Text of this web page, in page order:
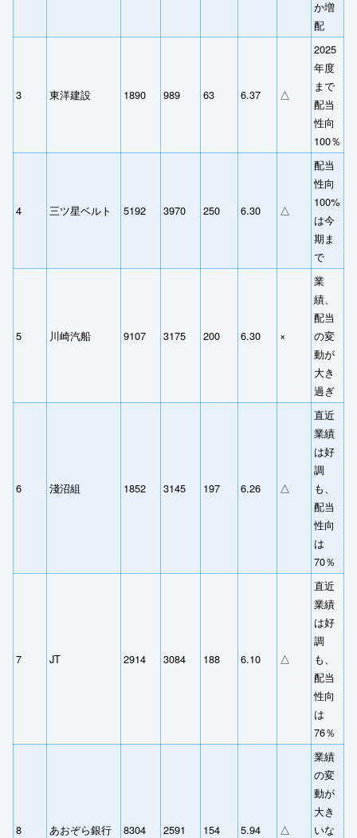
か増
配
3 東洋建設 1890 989 63 6.37 △
2025
年度
まで
配当
性向
100％
4 三ツ星ベルト 5192 3970 250 6.30 △
配当
性向
100%
は今
期ま
で
5 川崎汽船 9107 3175 200 6.30 ×
業
績、
配当
の変
動が
大き
過ぎ
6 淺沼組 1852 3145 197 6.26 △
直近
業績
は好
調
も、
配当
性向
は
70％
7 JT 2914 3084 188 6.10 △
直近
業績
は好
調
も、
配当
性向
は
76％
8 あおぞら銀行 8304 2591 154 5.94 △
業績
の変
動が
大き
いな